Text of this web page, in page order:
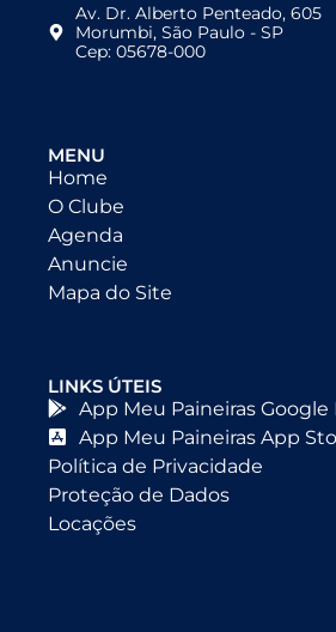
Av. Dr. Alberto Penteado, 605
Morumbi, São Paulo - SP
Cep: 05678-000
MENU
Home
O Clube
Agenda
Anuncie
Mapa do Site
LINKS ÚTEIS
App Meu Paineiras Google
App Meu Paineiras App
Política de Privacidade
Proteção de Dados
Locações